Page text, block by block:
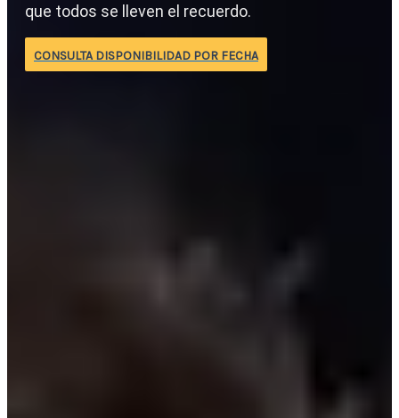
que todos se lleven el recuerdo.
CONSULTA DISPONIBILIDAD POR FECHA